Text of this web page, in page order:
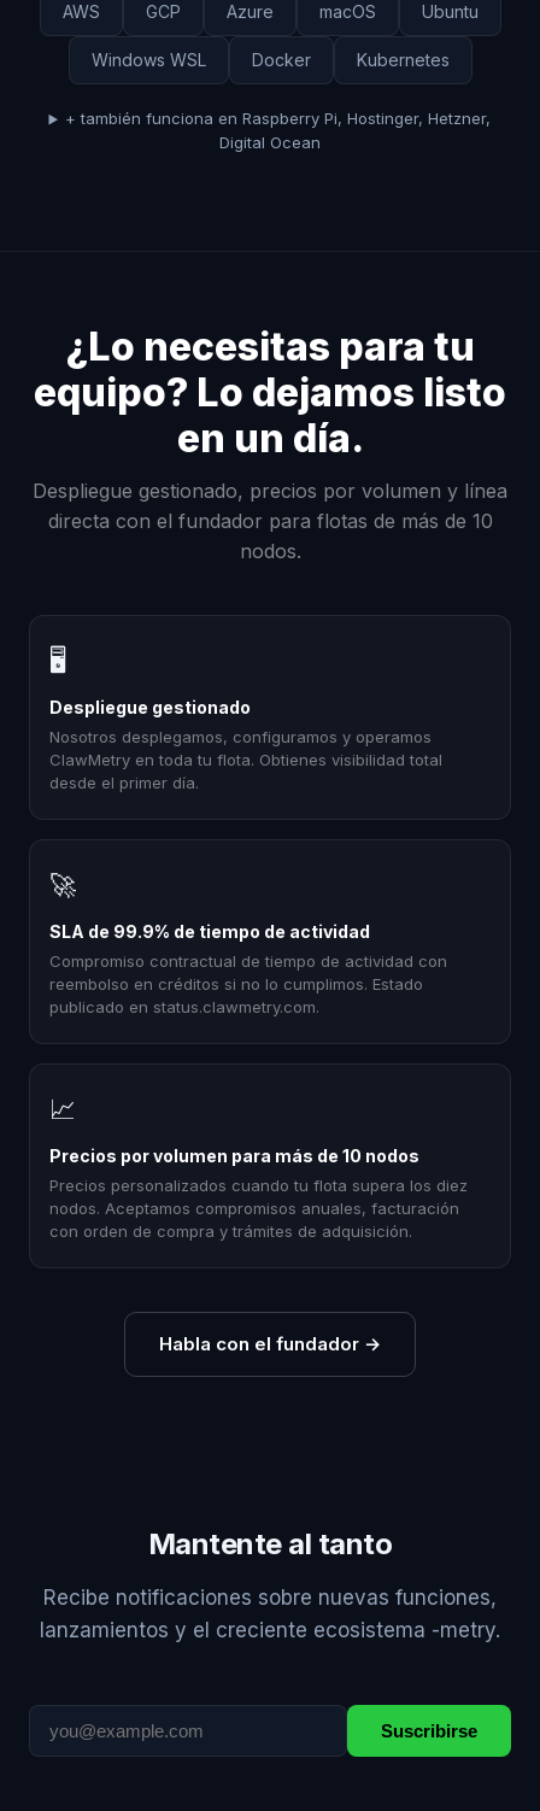
AWS GCP Azure macOS Ubuntu
Windows WSL Docker Kubernetes
+ también funciona en Raspberry Pi, Hostinger, Hetzner,
Digital Ocean
¿Lo necesitas para tu
equipo? Lo dejamos listo
en un día.
Despliegue gestionado, precios por volumen y línea
directa con el fundador para flotas de más de 10
nodos.
🖥
Despliegue gestionado
Nosotros desplegamos, configuramos y operamos
ClawMetry en toda tu flota. Obtienes visibilidad total
desde el primer día.
🚀
SLA de 99.9% de tiempo de actividad
Compromiso contractual de tiempo de actividad con
reembolso en créditos si no lo cumplimos. Estado
publicado en status.clawmetry.com.
📈
Precios por volumen para más de 10 nodos
Precios personalizados cuando tu flota supera los diez
nodos. Aceptamos compromisos anuales, facturación
con orden de compra y trámites de adquisición.
Habla con el fundador →
Mantente al tanto
Recibe notificaciones sobre nuevas funciones,
lanzamientos y el creciente ecosistema -metry.
Suscribirse